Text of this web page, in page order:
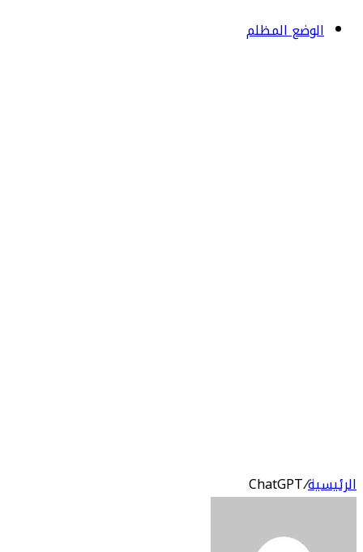
الوضع المظلم
الرئيسية/
ChatGPT